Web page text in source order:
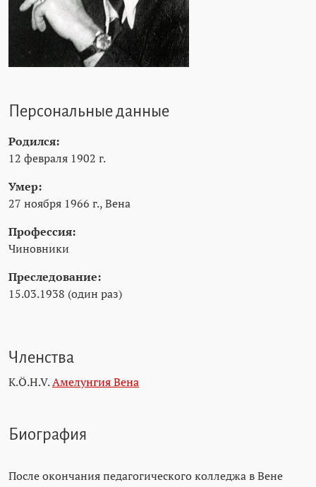
Персональные данные
Родился:
12 февраля 1902 г.
Умер:
27 ноября 1966 г., Вена
Профессия:
Чиновники
Преследование:
15.03.1938 (один раз)
Членства
K.Ö.H.V.Амелунгия Вена
Биография
После окончания педагогического колледжа в Вене